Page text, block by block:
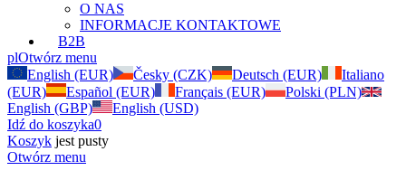
O NAS
INFORMACJE KONTAKTOWE
B2B
plOtwórz menu
English (EUR)
Česky (CZK) Deutsch (EUR)
Italiano
(EUR)
Español (EUR) Français (EUR)
Polski (PLN)
English (GBP)
English (USD)
Idź do koszyka0
Koszyk jest pusty
Otwórz menu